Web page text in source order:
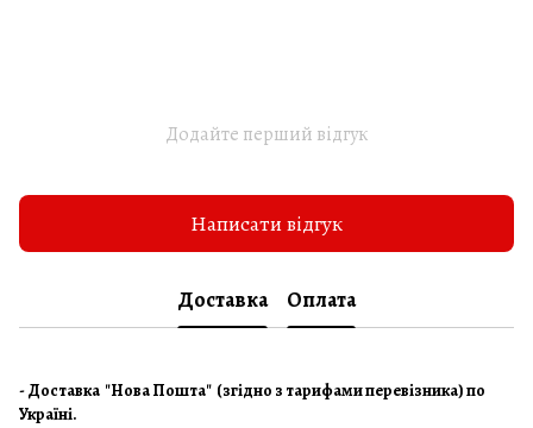
Додайте перший відгук
Написати відгук
Доставка Оплата
- Доставка "Нова Пошта" (згідно з тарифами перевізника) по
Україні.